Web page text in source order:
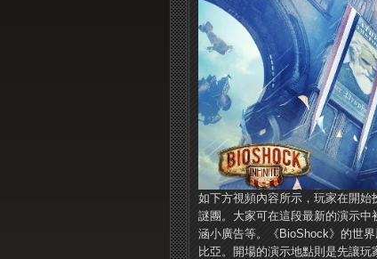
如下方視頻內容所示，玩家在開
謎團。大家可在這段最新的演示
涵小廣告等。《BioShock》的世
比亞。開場的演示地點則是先讓玩